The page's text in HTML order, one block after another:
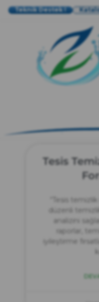
Teknik Destek !
Tesis
“Tesis
düzenli
analizini
raporlar,
iyileştirme